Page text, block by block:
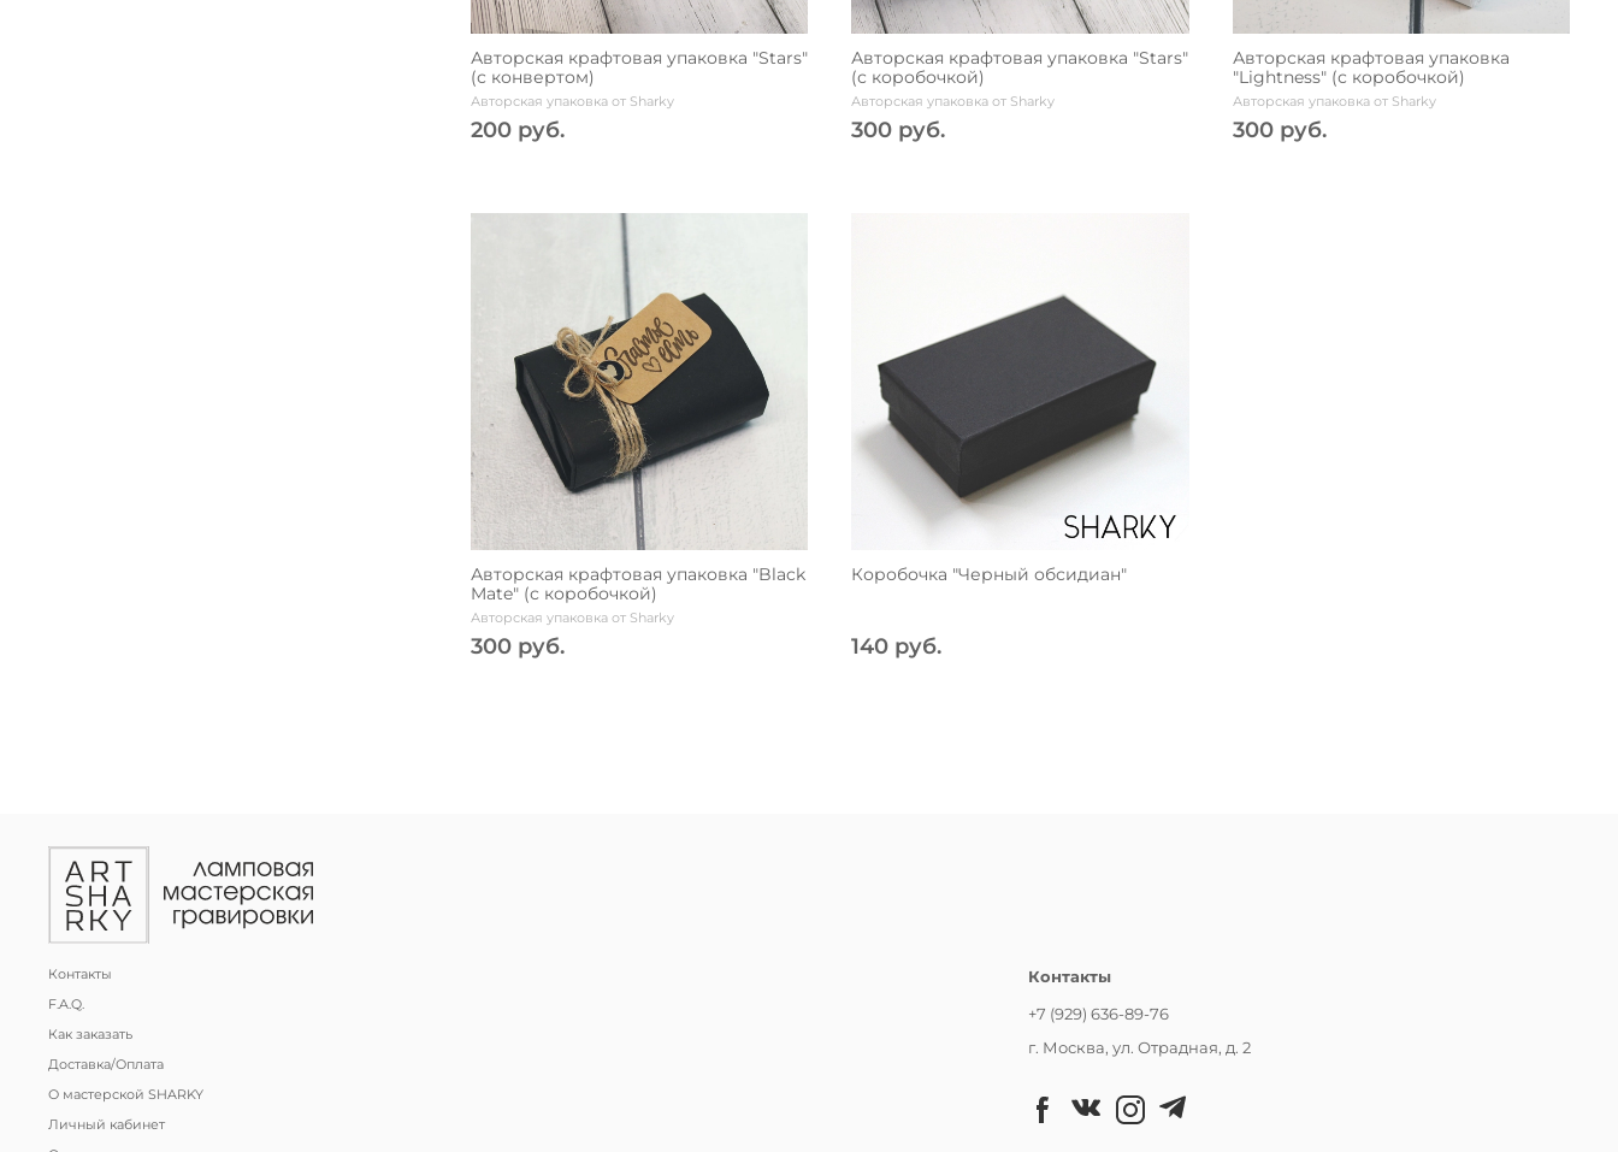
Авторская крафтовая упаковка "Stars"
(с конвертом)
Авторская упаковка от Sharky
200 руб.
Авторская крафтовая упаковка "Stars"
(с коробочкой)
Авторская упаковка от Sharky
300 руб.
Авторская крафтовая упаковка
"Lightness" (с коробочкой)
Авторская упаковка от Sharky
300 руб.
Авторская крафтовая упаковка "Black
Mate" (с коробочкой)
Авторская упаковка от Sharky
300 руб.
Коробочка "Черный обсидиан"
140 руб.
Контакты
F.A.Q.
Как заказать
Доставка/Оплата
О мастерской SHARKY
Личный кабинет
Контакты
+7 (929) 636-89-76
г. Москва, ул. Отрадная, д. 2